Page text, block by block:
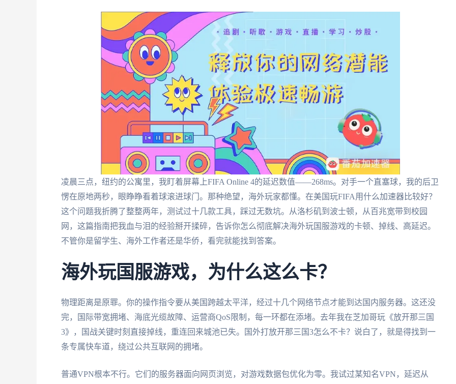
凌晨三点，纽约的公寓里，我盯着屏幕上FIFA Online 4的延迟数值——268ms。对手一个直塞球，我的后卫
愣在原地两秒，眼睁睁看着球滚进球门。那种绝望，海外玩家都懂。在美国玩FIFA用什么加速器比较好？
这个问题我折腾了整整两年，测试过十几款工具，踩过无数坑。从洛杉矶到波士顿，从百兆宽带到校园
网，这篇指南把我血与泪的经验掰开揉碎，告诉你怎么彻底解决海外玩国服游戏的卡顿、掉线、高延迟。
不管你是留学生、海外工作者还是华侨，看完就能找到答案。
海外玩国服游戏，为什么这么卡？
物理距离是原罪。你的操作指令要从美国跨越太平洋，经过十几个网络节点才能到达国内服务器。这还没
完，国际带宽拥堵、海底光缆故障、运营商QoS限制，每一环都在添堵。去年我在芝加哥玩《放开那三国
3》，国战关键时刻直接掉线，重连回来城池已失。国外打放开那三国3怎么不卡？说白了，就是得找到一
条专属快车道，绕过公共互联网的拥堵。
普通VPN根本不行。它们的服务器面向网页浏览，对游戏数据包优化为零。我试过某知名VPN，延迟从